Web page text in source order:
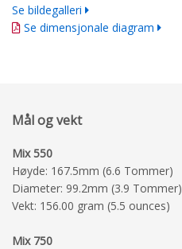
Se bildegalleri
Se dimensjonale diagram
Mål og vekt
Mix 550
Høyde: 167.5mm (6.6 Tommer)
Diameter: 99.2mm (3.9 Tommer)
Vekt: 156.00 gram (5.5 ounces)
Mix 750